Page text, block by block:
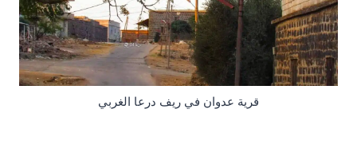
قرية عدوان في ريف درعا الغربي